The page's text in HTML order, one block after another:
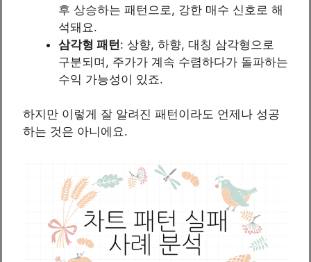
후 상승하는 패턴으로, 강한 매수 신호로 해
석돼요.
삼각형 패턴: 상향, 하향, 대칭 삼각형으로
구분되며, 주가가 계속 수렴하다가 돌파하는
수익 가능성이 있죠.
하지만 이렇게 잘 알려진 패턴이라도 언제나 성공
하는 것은 아니에요.